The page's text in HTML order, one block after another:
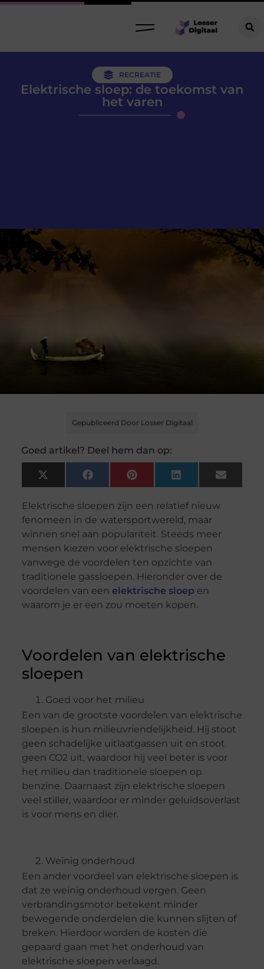
RECREATIE
Elektrische sloep: de toekomst van
het varen
Gepubliceerd Door Losser Digitaal
Goed artikel? Deel hem dan op:
X
(Twitter)
FacebookPinterest LinkedIn Email
Elektrische sloepen zijn een relatief nieuw
fenomeen in de watersportwereld, maar
winnen snel aan populariteit. Steeds meer
mensen kiezen voor elektrische sloepen
vanwege de voordelen ten opzichte van
traditionele gassloepen. Hieronder over de
voordelen van een elektrische sloep en
waarom je er een zou moeten kopen.
Voordelen van elektrische
sloepen
Goed voor het milieu
Een van de grootste voordelen van elektrische
sloepen is hun milieuvriendelijkheid. Hij stoot
geen schadelijke uitlaatgassen uit en stoot
geen CO2 uit, waardoor hij veel beter is voor
het milieu dan traditionele sloepen op
benzine. Daarnaast zijn elektrische sloepen
veel stiller, waardoor er minder geluidsoverlast
is voor mens en dier.
Weinig onderhoud
Een ander voordeel van elektrische sloepen is
dat ze weinig onderhoud vergen. Geen
verbrandingsmotor betekent minder
bewegende onderdelen die kunnen slijten of
breken. Hierdoor worden de kosten die
gepaard gaan met het onderhoud van
elektrische sloepen verlaagd.